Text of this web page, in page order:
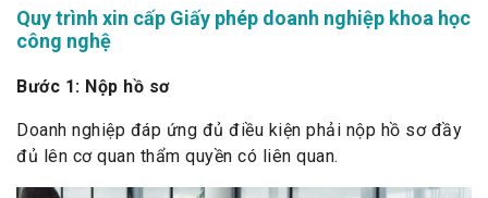
Quy trình xin cấp Giấy phép doanh nghiệp khoa học
công nghệ
Bước 1: Nộp hồ sơ
Doanh nghiệp đáp ứng đủ điều kiện phải nộp hồ sơ đầy
đủ lên cơ quan thẩm quyền có liên quan.